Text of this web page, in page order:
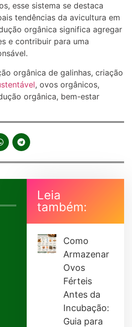
esse sistema se destaca
tendências da avicultura em
orgânica significa agregar
e contribuir para uma
orgânica de galinhas, criação
, ovos orgânicos,
orgânica, bem-estar
Leia
também:
Como
Armazenar
Ovos
Férteis
Antes da
Incubação:
Guia para